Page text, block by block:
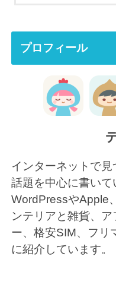
プロフィール
インターネットで
話題を中心に書いて
WordPressやApple
ンテリアと雑貨、
ー、格安SIM、フリ
に紹介しています。